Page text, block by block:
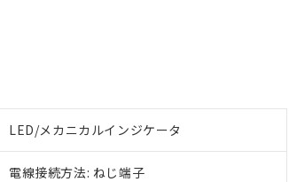
LED/メカニカルインジケータ
電線接続方法: ねじ端子